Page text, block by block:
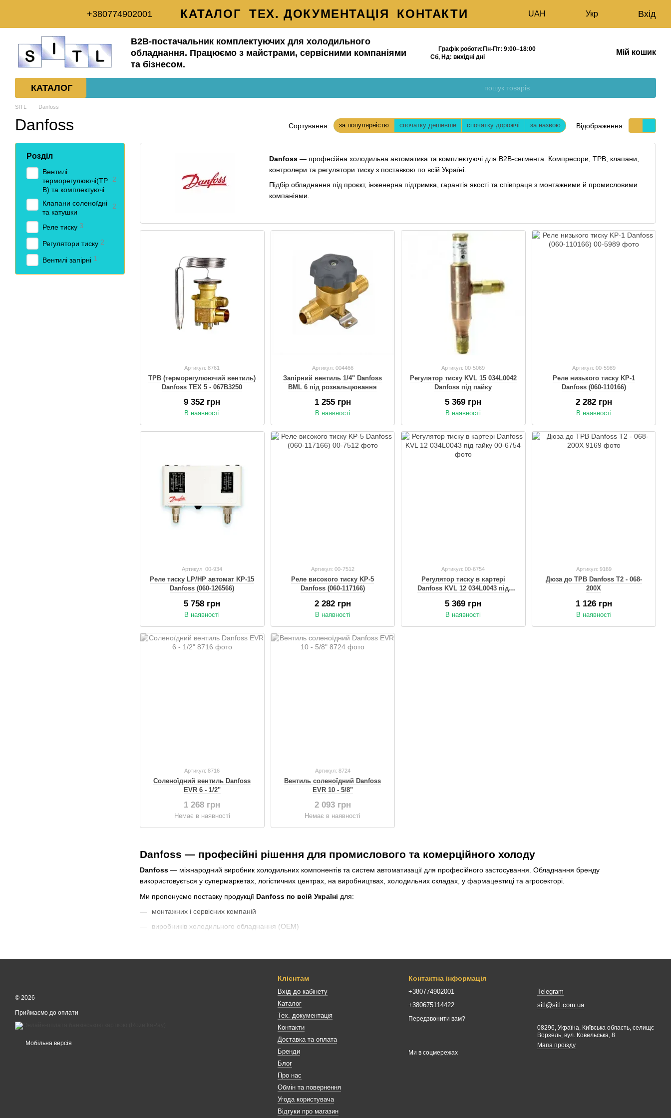
+380774902001 КАТАЛОГ ТЕХ. ДОКУМЕНТАЦІЯ
КОНТАКТИ
ПРО НАС ОБМІН ТА ПОВЕРНЕННЯ
UAH Укр Вхід
B2B-постачальник комплектуючих для холодильного
обладнання. Працюємо з майстрами, сервісними компаніями
та бізнесом.
Графік роботи: Пн-Пт: 9:00–18:00
Сб, Нд:вихідні дні
Мій кошик
КАТАЛОГ
SITL Danfoss
Danfoss Сортування: за популярністю спочатку дешевше спочатку дорожчі за назвою Відображення:
Danfoss — професійні рішення для промислового та комерційного холоду
Danfoss — міжнародний виробник холодильних компонентів та систем автоматизації для професійного застосування. Обладнання бренду
використовується у супермаркетах, логістичних центрах, на виробництвах, холодильних складах, у фармацевтиці та агросекторі.
Ми пропонуємо поставку продукції Danfoss по всій Україні для:
монтажних і сервісних компаній
виробників холодильного обладнання (OEM)
компресори для комерційного та промислового холоду
Обладнання Danfoss забезпечує стабільну роботу систем, зниження енергоспоживання, точне регулювання температури та довгий ресурс експлуатації
Danfoss — професійна холодильна автоматика та комплектуючі для B2B-сегмента. Компресори, ТРВ, клапани,
контролери та регулятори тиску з поставкою по всій Україні.
Підбір обладнання під проєкт, інженерна підтримка, гарантія якості та співпраця з монтажними й промисловими
компаніями.
Артикул: 8761
ТРВ (терморегулюючий вентиль)
Danfoss TЕX 5 - 067B3250
9 352 грн
В наявності
Артикул: 004466
Запірний вентиль 1/4" Danfoss
BML 6 під розвальцювання
1 255 грн
В наявності
Артикул: 00-5069
Регулятор тиску KVL 15 034L0042
Danfoss під пайку
5 369 грн
В наявності
Артикул: 00-5989
Реле низького тиску KP-1
Danfoss (060-110166)
2 282 грн
В наявності
Артикул: 00-934
Реле тиску LP/HP автомат KP-15
Danfoss (060-126566)
5 758 грн
В наявності
Артикул: 00-7512
Реле високого тиску KP-5
Danfoss (060-117166)
2 282 грн
В наявності
Артикул: 00-6754
Регулятор тиску в картері
Danfoss KVL 12 034L0043 під
5 369 грн
В наявності
Артикул: 9169
Дюза до ТРВ Danfoss Т2 - 068-
200X
1 126 грн
В наявності
Артикул: 8716
Соленоїдний вентиль Danfoss
EVR 6 - 1/2"
1 268 грн
Немає в наявності
Артикул: 8724
Вентиль соленоїдний Danfoss
EVR 10 - 5/8"
2 093 грн
Немає в наявності
Розділ
Вентилі
терморегулюючі(ТР
В) та комплектуючі
2
Клапани соленоїдні
та катушки
2
Реле тиску 3
Регулятори тиску 2
Вентилі запірні 1
© 2026
Приймаємо до оплати
Мобільна версія
Клієнтам
Вхід до кабінету
Каталог
Тех. документація
Контакти
Доставка та оплата
Бренди
Блог
Про нас
Обмін та повернення
Угода користувача
Відгуки про магазин
Контактна інформація
+380774902001
+380675114422
Передзвонити вам?
Telegram
sitl@sitl.com.ua
08296, Україна, Київська область, селищє
Ворзель, вул. Ковельська, 8
Мапа проїзду
Ми в соцмережах